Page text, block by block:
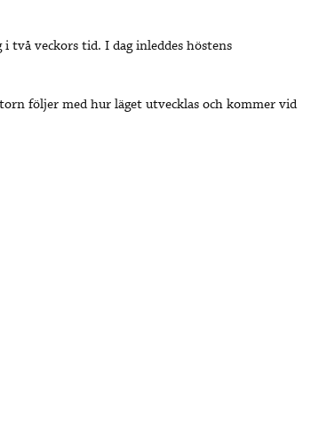
veckors tid. I dag inleddes höstens
följer med hur läget utvecklas och kommer vid